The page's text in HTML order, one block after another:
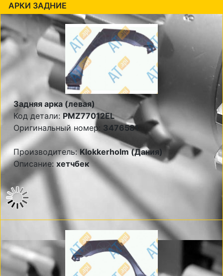
АРКИ ЗАДНИЕ
Задняя арка (левая)
Код детали: PMZ77012EL
Оригинальный номер: 3476581
Производитель:Klokkerholm (Дания)
Описание: хетчбек